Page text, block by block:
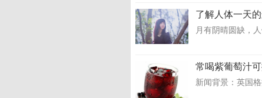
了解人体一天
月有阴晴圆缺，
常喝紫葡萄汁
新闻背景：英国